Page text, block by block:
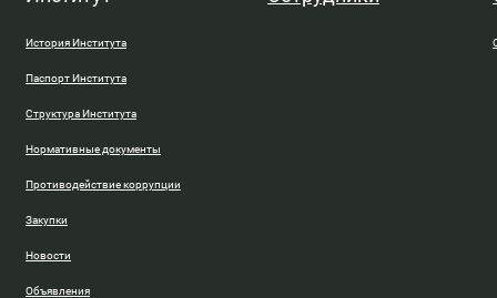
История Института
Паспорт Института
Структура Института
Нормативные документы
Противодействие коррупции
Закупки
Новости
Объявления